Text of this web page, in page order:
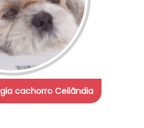
cachorro Ceilândia